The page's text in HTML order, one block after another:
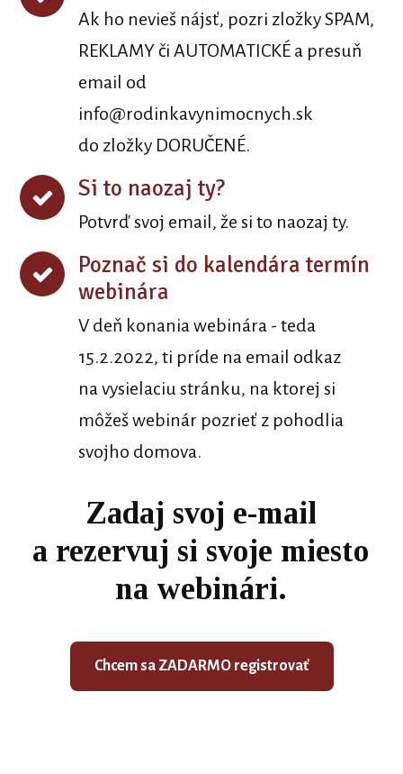
Ak ho nevieš nájsť, pozri zložky SPAM,
REKLAMY či AUTOMATICKÉ a presuň
email od
info@rodinkavynimocnych.sk
do zložky DORUČENÉ.
Si to naozaj ty?
Potvrď svoj email, že si to naozaj ty.
Poznač si do kalendára termín
webinára
V deň konania webinára - teda
15.2.2022, ti príde na email odkaz
na vysielaciu stránku, na ktorej si
môžeš webinár pozrieť z pohodlia
svojho domova.
Zadaj svoj e-mail
a rezervuj si svoje miesto
na webinári.
Chcem sa ZADARMO registrovať